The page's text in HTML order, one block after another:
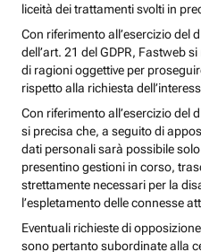
liceità dei trattamenti svolti in
Con riferimento all’esercizio del
dell’art. 21 del GDPR, Fastweb
di ragioni oggettive per
rispetto alla richiesta
Con riferimento all’esercizio del
si precisa che, a seguito di
dati personali sarà possibile
presentino gestioni in corso,
strettamente necessari per la
l’espletamento delle connesse
Eventuali richieste di
sono pertanto subordinate alla